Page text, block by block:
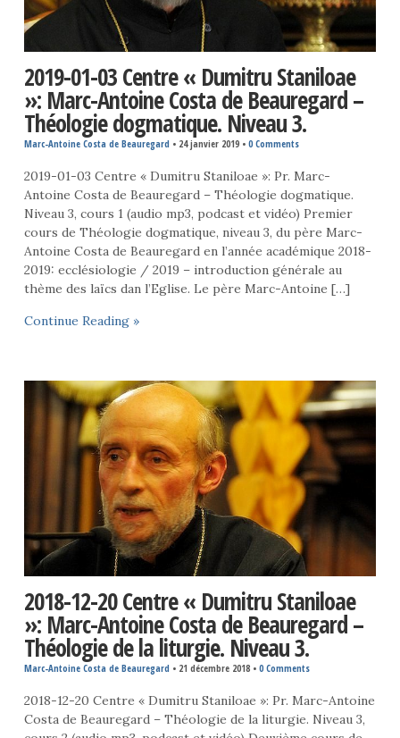
2019-01-03 Centre « Dumitru Staniloae
»: Marc-Antoine Costa de Beauregard –
Théologie dogmatique. Niveau 3.
Marc-Antoine Costa de Beauregard • 24 janvier 2019• 0 Comments
2019-01-03 Centre « Dumitru Staniloae »: Pr. Marc-
Antoine Costa de Beauregard – Théologie dogmatique.
Niveau 3, cours 1 (audio mp3, podcast et vidéo) Premier
cours de Théologie dogmatique, niveau 3, du père Marc-
Antoine Costa de Beauregard en l’année académique 2018-
2019: ecclésiologie / 2019 – introduction générale au
thème des laïcs dan l’Eglise. Le père Marc-Antoine […]
Continue Reading »
2018-12-20 Centre « Dumitru Staniloae
»: Marc-Antoine Costa de Beauregard –
Théologie de la liturgie. Niveau 3.
Marc-Antoine Costa de Beauregard • 21 décembre 2018• 0 Comments
2018-12-20 Centre « Dumitru Staniloae »: Pr. Marc-Antoine
Costa de Beauregard – Théologie de la liturgie. Niveau 3,